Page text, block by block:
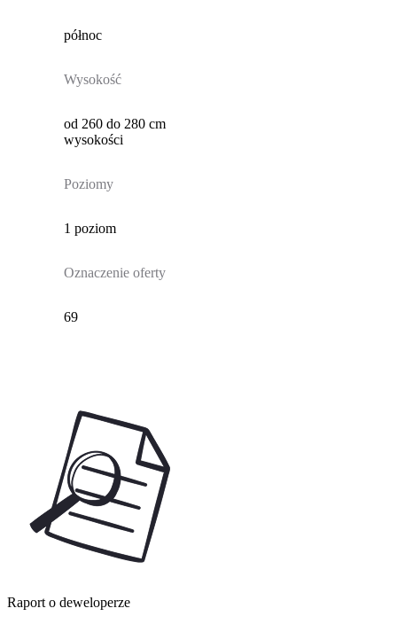
północ
Wysokość
od 260 do 280 cm
wysokości
Poziomy
1 poziom
Oznaczenie oferty
69
Raport o deweloperze